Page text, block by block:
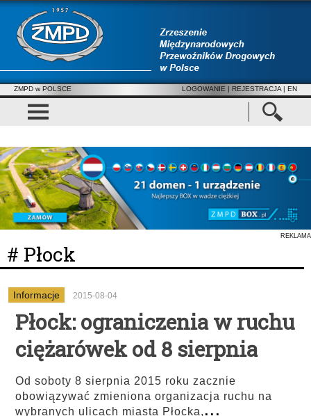
ZMPD w POLSCE LOGOWANIE | REJESTRACJA | EN
REKLAMA
# Płock
Informacje 2015-08-04
Płock: ograniczenia w ruchu
ciężarówek od 8 sierpnia
Od soboty 8 sierpnia 2015 roku zacznie
obowiązywać zmieniona organizacja ruchu na
wybranych ulicach miasta Płocka,...